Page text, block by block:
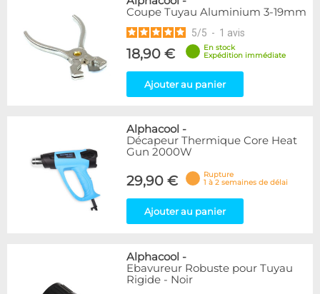
Coupe Tuyau Aluminium 3-19mm
5/5 - 1 avis
18,90 €
En stock
Expédition immédiate
Ajouter au panier
Alphacool -
Décapeur Thermique Core Heat
Gun 2000W
29,90 €
Rupture
1 à 2 semaines de délai
Ajouter au panier
Alphacool -
Ebavureur Robuste pour Tuyau
Rigide - Noir